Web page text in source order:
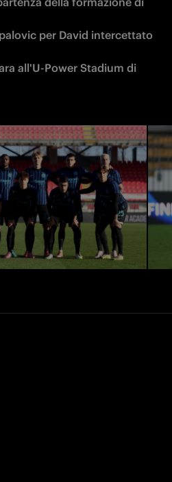
per David intercettato
all'U-Power Stadium di